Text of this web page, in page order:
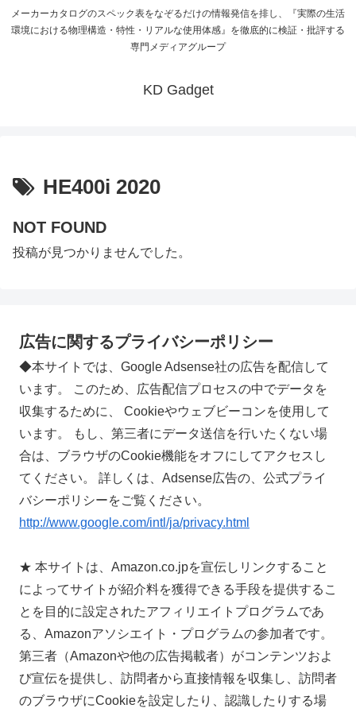
メーカーカタログのスペック表をなぞるだけの情報発信を排し、『実際の生活
環境における物理構造・特性・リアルな使用体感』を徹底的に検証・批評する
専門メディアグループ
KD Gadget
HE400i 2020
NOT FOUND
投稿が見つかりませんでした。
広告に関するプライバシーポリシー
◆本サイトでは、Google Adsense社の広告を配信して
います。 このため、広告配信プロセスの中でデータを
収集するために、 Cookieやウェブビーコンを使用して
います。 もし、第三者にデータ送信を行いたくない場
合は、ブラウザのCookie機能をオフにしてアクセスし
てください。 詳しくは、Adsense広告の、公式プライ
バシーポリシーをご覧ください。
http://www.google.com/intl/ja/privacy.html
★ 本サイトは、Amazon.co.jpを宣伝しリンクすること
によってサイトが紹介料を獲得できる手段を提供するこ
とを目的に設定されたアフィリエイトプログラムであ
る、Amazonアソシエイト・プログラムの参加者です。
第三者（Amazonや他の広告掲載者）がコンテンツおよ
び宣伝を提供し、訪問者から直接情報を収集し、訪問者
のブラウザにCookieを設定したり、認識したりする場